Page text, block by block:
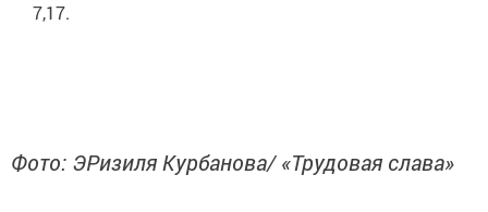
7,17.
Фото: ЭРизиля Курбанова/ «Трудовая слава»